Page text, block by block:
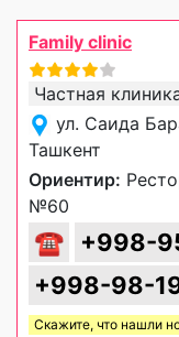
Family clinic
Частная
ул. Саида
Ташкент
Ориентир:
№60
☎
+998-
+998-98-
Скажите, что нашли